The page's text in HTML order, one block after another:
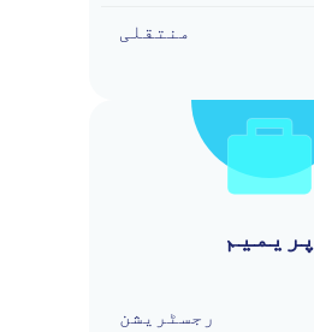
منتقلی
پریمیم
رجسٹریشن